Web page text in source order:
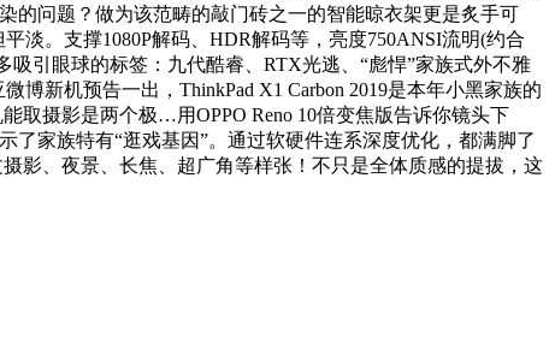
的问题？做为该范畴的敲门砖之一的智能晾衣架更是炙手可
淡。支撑1080P解码、HDR解码等，亮度750ANSI流明(约合
引眼球的标签：九代酷睿、RTX光逃、“彪悍”家族式外不雅
新机预告一出，ThinkPad X1 Carbon 2019是本年小黑家族的
取摄影是两个极…用OPPO Reno 10倍变焦版告诉你镜头下
了家族特有“逛戏基因”。通过软硬件连系深度优化，都满脚了
影、夜景、长焦、超广角等样张！不只是全体质感的提拔，这